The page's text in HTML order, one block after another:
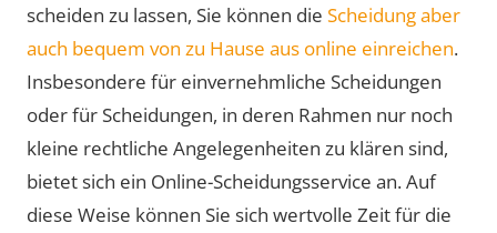
scheiden zu lassen, Sie können die Scheidung aber
auch bequem von zu Hause aus online einreichen.
Insbesondere für einvernehmliche Scheidungen
oder für Scheidungen, in deren Rahmen nur noch
kleine rechtliche Angelegenheiten zu klären sind,
bietet sich ein Online-Scheidungsservice an. Auf
diese Weise können Sie sich wertvolle Zeit für die